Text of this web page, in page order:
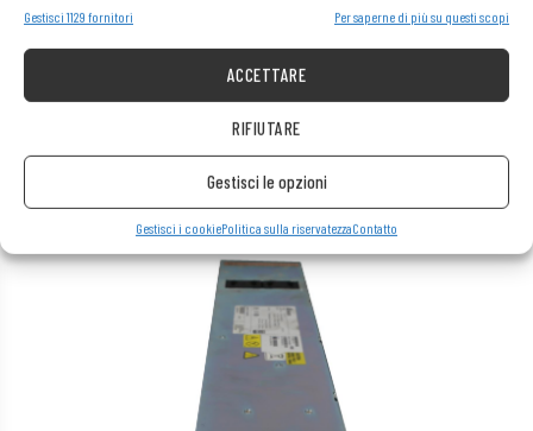
Gestisci 1129 fornitori Per saperne di più su questi scopi
ACCETTARE
RIFIUTARE
Gestisci le opzioni
Gestisci i cookiePolitica sulla riservatezzaContatto